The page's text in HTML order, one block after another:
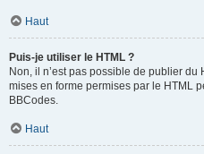
Haut
Puis-je utiliser le HTML ?
Non, il n’est pas possible de publier du
mises en forme permises par le HTML
BBCodes.
Haut